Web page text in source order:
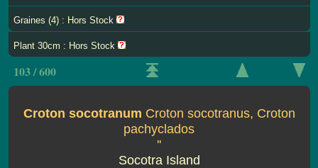
Graines (4) : Hors Stock
Plant 30cm : Hors Stock
103 / 600
Croton socotranum Croton socotranus, Croton
pachyclados
''
Socotra Island